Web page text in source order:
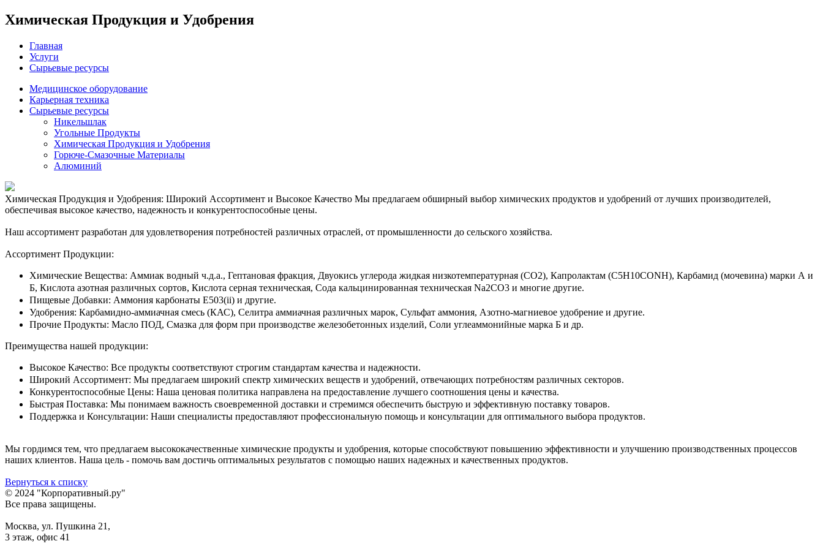
Химическая Продукция и Удобрения
Главная
Услуги
Сырьевые ресурсы
Медицинское оборудование
Карьерная техника
Сырьевые ресурсы
Никельшлак
Угольные Продукты
Химическая Продукция и Удобрения
Горюче-Смазочные Материалы
Алюминий
Химическая Продукция и Удобрения: Широкий Ассортимент и Высокое Качество Мы предлагаем обширный выбор химических продуктов и удобрений от лучших производителей,
обеспечивая высокое качество, надежность и конкурентоспособные цены.
Наш ассортимент разработан для удовлетворения потребностей различных отраслей, от промышленности до сельского хозяйства.
Ассортимент Продукции:
Химические Вещества: Аммиак водный ч.д.а., Гептановая фракция, Двуокись углерода жидкая низкотемпературная (CO2), Капролактам (C5H10CONH), Карбамид (мочевина) марки А и
Б, Кислота азотная различных сортов, Кислота серная техническая, Сода кальцинированная техническая Na2CO3 и многие другие.
Пищевые Добавки: Аммония карбонаты Е503(ii) и другие.
Удобрения: Карбамидно-аммиачная смесь (КАС), Селитра аммиачная различных марок, Сульфат аммония, Азотно-магниевое удобрение и другие.
Прочие Продукты: Масло ПОД, Смазка для форм при производстве железобетонных изделий, Соли углеаммонийные марка Б и др.
Преимущества нашей продукции:
Высокое Качество: Все продукты соответствуют строгим стандартам качества и надежности.
Широкий Ассортимент: Мы предлагаем широкий спектр химических веществ и удобрений, отвечающих потребностям различных секторов.
Конкурентоспособные Цены: Наша ценовая политика направлена на предоставление лучшего соотношения цены и качества.
Быстрая Поставка: Мы понимаем важность своевременной доставки и стремимся обеспечить быструю и эффективную поставку товаров.
Поддержка и Консультации: Наши специалисты предоставляют профессиональную помощь и консультации для оптимального выбора продуктов.
Мы гордимся тем, что предлагаем высококачественные химические продукты и удобрения, которые способствуют повышению эффективности и улучшению производственных процессов
наших клиентов. Наша цель - помочь вам достичь оптимальных результатов с помощью наших надежных и качественных продуктов.
Вернуться к списку
© 2024 "Корпоративный.ру"
Все права защищены.
Москва, ул. Пушкина 21,
3 этаж, офис 41